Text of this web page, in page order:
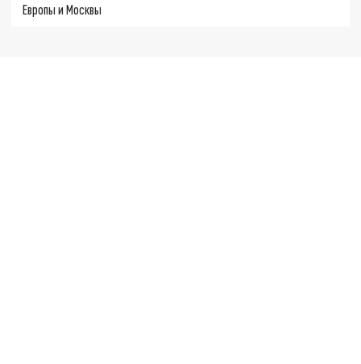
Европы и Москвы